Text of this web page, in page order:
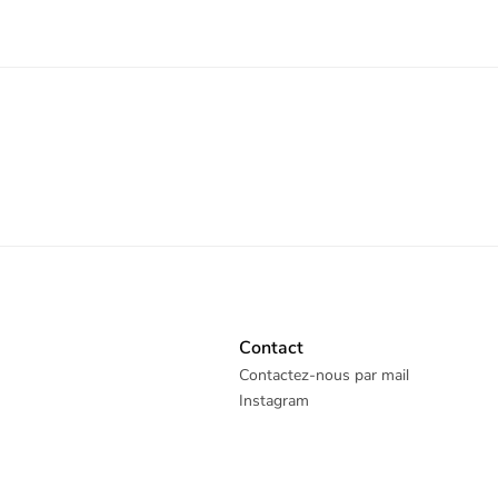
Contact
Contactez-nous par mail
Instagram